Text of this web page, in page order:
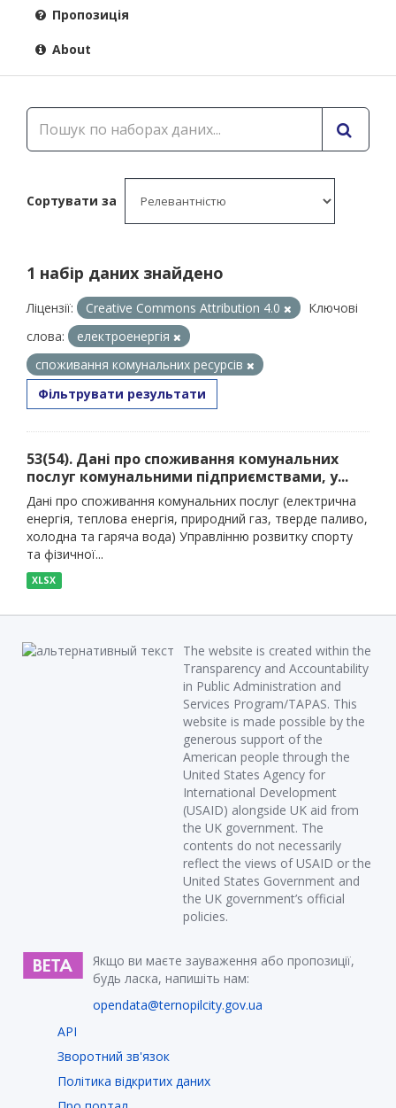
Пропозиція
About
Сортувати за
1 набір даних знайдено
Ліцензії: Creative Commons Attribution 4.0
Ключові
слова:
електроенергія
споживання комунальних ресурсів
Фільтрувати результати
53(54). Дані про споживання комунальних
послуг комунальними підприємствами, у...
Дані про споживання комунальних послуг (електрична
енергія, теплова енергія, природний газ, тверде паливо,
холодна та гаряча вода) Управлінню розвитку спорту
та фізичної...
XLSX
The website is created within the
Transparency and Accountability
in Public Administration and
Services Program/TAPAS. This
website is made possible by the
generous support of the
American people through the
United States Agency for
International Development
(USAID) alongside UK aid from
the UK government. The
contents do not necessarily
reflect the views of USAID or the
United States Government and
the UK government’s official
policies.
Якщо ви маєте зауваження або пропозиції,
будь ласка, напишіть нам:
opendata@ternopilcity.gov.ua
API
Зворотний зв'язок
Політика відкритих даних